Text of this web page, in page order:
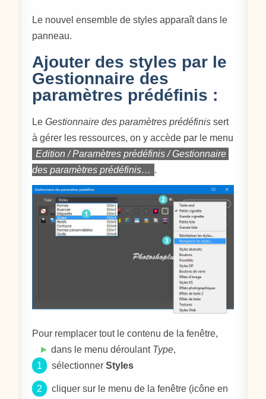
Le nouvel ensemble de styles apparaît dans le
panneau.
Ajouter des styles par le
Gestionnaire des
paramètres prédéfinis :
LeGestionnaire des paramètres prédéfinis sert
à gérer les ressources, on y accède par le menu
Edition / Paramètres prédéfinis / Gestionnaire
des paramètres prédéfinis… .
Pour remplacer tout le contenu de la fenêtre,
► dans le menu déroulant Type,
1
sélectionnerStyles
2
cliquer sur le menu de la fenêtre (icône en